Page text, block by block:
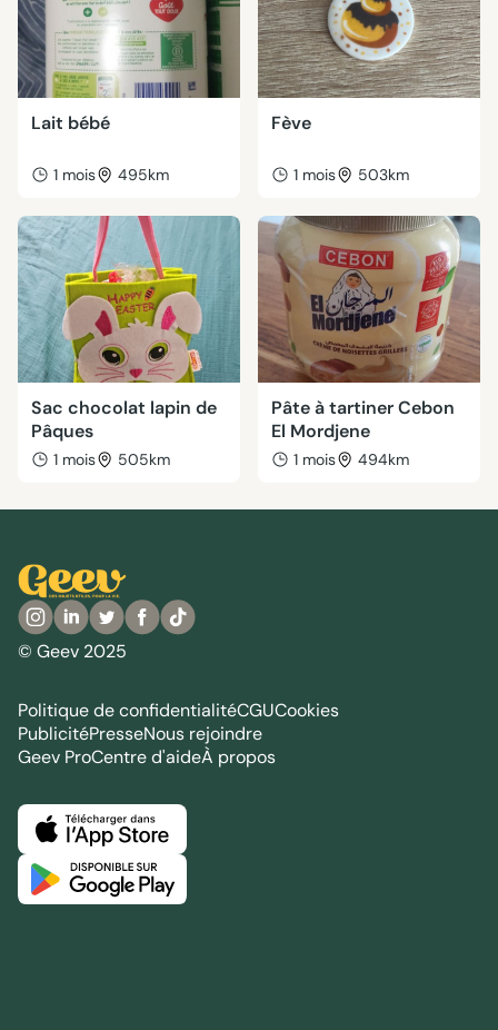
Lait bébé
1 mois 495km
Fève
1 mois 503km
Sac chocolat lapin de
Pâques
1 mois 505km
Pâte à tartiner Cebon
El Mordjene
1 mois 494km
© Geev 2025
Politique de confidentialitéCGUCookies
PublicitéPresseNous rejoindre
Geev ProCentre d'aideÀ propos